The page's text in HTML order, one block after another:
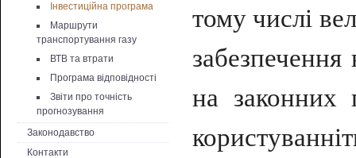
Інвестиційна програма
Маршрути
транспортування газу
ВТВ та втрати
Програма відповідності
Звіти про точність
прогнозування
Законодавство
Контакти
тому числі
на законних
користуванні